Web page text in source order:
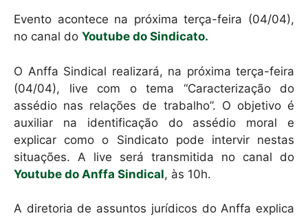
at
A
p
p
c
b
o
o
k
ai
Evento acontece na próxima terça-feira (04/04),
no canal do Youtube do Sindicato.
O Anffa Sindical realizará, na próxima terça-feira
(04/04), live com o tema “Caracterização do
assédio nas relações de trabalho”. O objetivo é
auxiliar na identificação do assédio moral e
explicar como o Sindicato pode intervir nestas
situações. A live será transmitida no canal do
Youtube do Anffa Sindical, às 10h.
A diretoria de assuntos jurídicos do Anffa explica